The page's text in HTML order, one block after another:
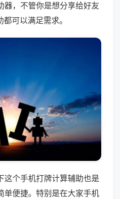
器，不管你是想分享给好友
可以满足需求。
这个手机打牌计算辅助也是
单便捷。特别是在大家手机